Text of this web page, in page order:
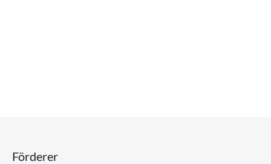
Förderer